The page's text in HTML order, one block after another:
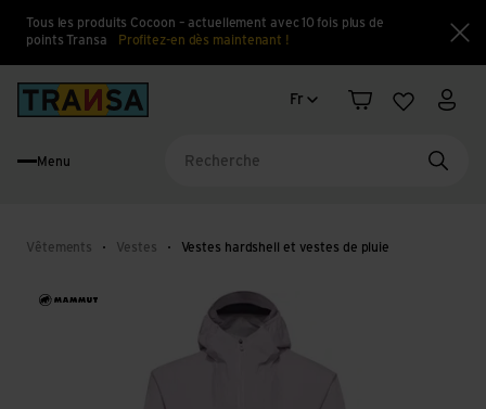
Tous les produits Cocoon – actuellement avec 10 fois plus de
points Transa
Profitez-en dès maintenant !
Changement de langue
Fr
PanierListe Mon
Menu
Vêtements Vestes Vestes hardshell et vestes de pluie